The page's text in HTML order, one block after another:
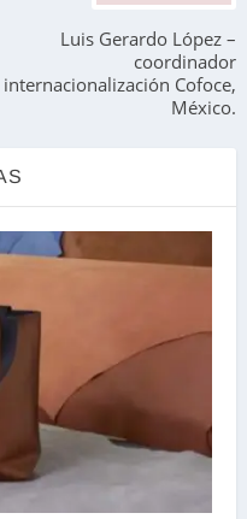
Luis Gerardo López –
coordinador
internacionalización Cofoce,
México.